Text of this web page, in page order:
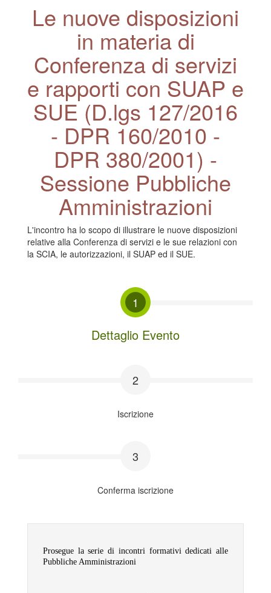
Le nuove disposizioni
in materia di
Conferenza di servizi
e rapporti con SUAP e
SUE (D.lgs 127/2016
- DPR 160/2010 -
DPR 380/2001) -
Sessione Pubbliche
Amministrazioni
L'incontro ha lo scopo di illustrare le nuove disposizioni
relative alla Conferenza di servizi e le sue relazioni con
la SCIA, le autorizzazioni, il SUAP ed il SUE.
1
Dettaglio Evento
2
Iscrizione
3
Conferma iscrizione
Prosegue la serie di incontri formativi dedicati alle
Pubbliche Amministrazioni